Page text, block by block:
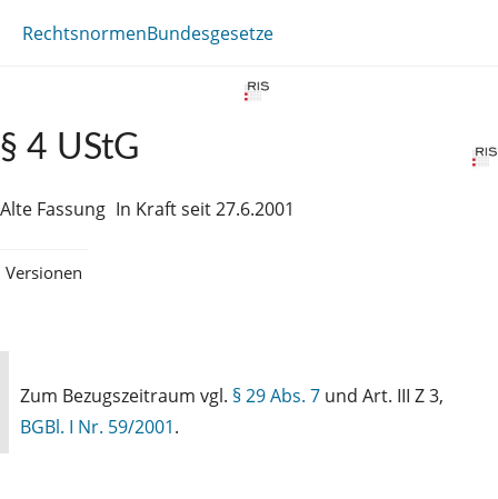
RechtsnormenBundesgesetze
§ 4 UStG
Alte Fassung In Kraft seit 27.6.2001
Versionen
Zum Bezugszeitraum vgl. § 29 Abs. 7 und Art. III Z 3,
BGBl. I Nr. 59/2001.